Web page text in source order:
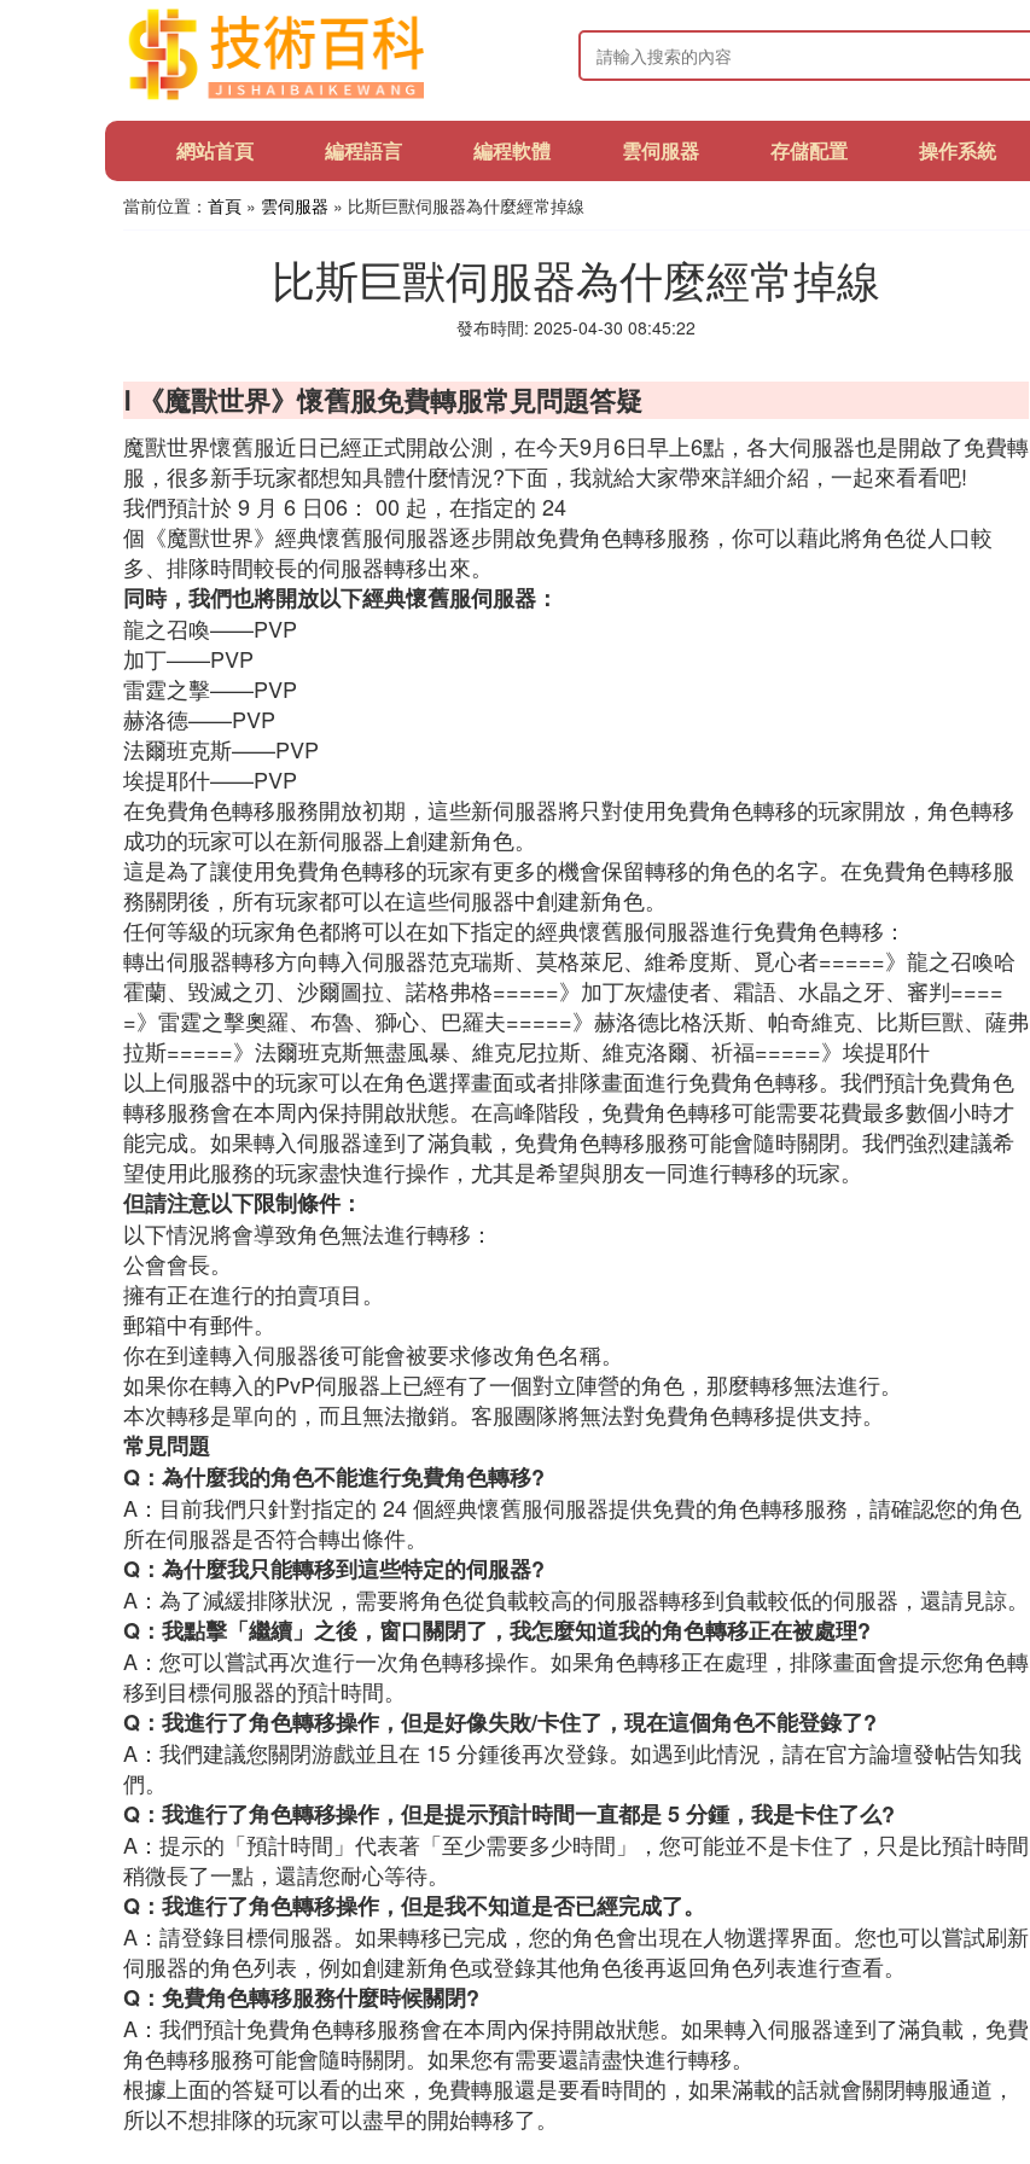
網站首頁 編程語言 編程軟體 雲伺服器 存儲配置 操作系統
當前位置： 首頁 » 雲伺服器 » 比斯巨獸伺服器為什麼經常掉線
比斯巨獸伺服器為什麼經常掉線
發布時間: 2025-04-30 08:45:22
Ⅰ 《魔獸世界》懷舊服免費轉服常見問題答疑
魔獸世界懷舊服近日已經正式開啟公測，在今天9月6日早上6點，各大伺服器也是開啟了免費轉
服，很多新手玩家都想知具體什麼情況?下面，我就給大家帶來詳細介紹，一起來看看吧!
我們預計於 9 月 6 日06： 00 起，在指定的 24
個《魔獸世界》經典懷舊服伺服器逐步開啟免費角色轉移服務，你可以藉此將角色從人口較
多、排隊時間較長的伺服器轉移出來。
同時，我們也將開放以下經典懷舊服伺服器：
龍之召喚——PVP
加丁——PVP
雷霆之擊——PVP
赫洛德——PVP
法爾班克斯——PVP
埃提耶什——PVP
在免費角色轉移服務開放初期，這些新伺服器將只對使用免費角色轉移的玩家開放，角色轉移
成功的玩家可以在新伺服器上創建新角色。
這是為了讓使用免費角色轉移的玩家有更多的機會保留轉移的角色的名字。在免費角色轉移服
務關閉後，所有玩家都可以在這些伺服器中創建新角色。
任何等級的玩家角色都將可以在如下指定的經典懷舊服伺服器進行免費角色轉移：
轉出伺服器轉移方向轉入伺服器范克瑞斯、莫格萊尼、維希度斯、覓心者=====》龍之召喚哈
霍蘭、毀滅之刃、沙爾圖拉、諾格弗格=====》加丁灰燼使者、霜語、水晶之牙、審判====
=》雷霆之擊奧羅、布魯、獅心、巴羅夫=====》赫洛德比格沃斯、帕奇維克、比斯巨獸、薩弗
拉斯=====》法爾班克斯無盡風暴、維克尼拉斯、維克洛爾、祈福=====》埃提耶什
以上伺服器中的玩家可以在角色選擇畫面或者排隊畫面進行免費角色轉移。我們預計免費角色
轉移服務會在本周內保持開啟狀態。在高峰階段，免費角色轉移可能需要花費最多數個小時才
能完成。如果轉入伺服器達到了滿負載，免費角色轉移服務可能會隨時關閉。我們強烈建議希
望使用此服務的玩家盡快進行操作，尤其是希望與朋友一同進行轉移的玩家。
但請注意以下限制條件：
以下情況將會導致角色無法進行轉移：
公會會長。
擁有正在進行的拍賣項目。
郵箱中有郵件。
你在到達轉入伺服器後可能會被要求修改角色名稱。
如果你在轉入的PvP伺服器上已經有了一個對立陣營的角色，那麼轉移無法進行。
本次轉移是單向的，而且無法撤銷。客服團隊將無法對免費角色轉移提供支持。
常見問題
Q：為什麼我的角色不能進行免費角色轉移?
A：目前我們只針對指定的 24 個經典懷舊服伺服器提供免費的角色轉移服務，請確認您的角色
所在伺服器是否符合轉出條件。
Q：為什麼我只能轉移到這些特定的伺服器?
A：為了減緩排隊狀況，需要將角色從負載較高的伺服器轉移到負載較低的伺服器，還請見諒。
Q：我點擊「繼續」之後，窗口關閉了，我怎麼知道我的角色轉移正在被處理?
A：您可以嘗試再次進行一次角色轉移操作。如果角色轉移正在處理，排隊畫面會提示您角色轉
移到目標伺服器的預計時間。
Q：我進行了角色轉移操作，但是好像失敗/卡住了，現在這個角色不能登錄了?
A：我們建議您關閉游戲並且在 15 分鍾後再次登錄。如遇到此情況，請在官方論壇發帖告知我
們。
Q：我進行了角色轉移操作，但是提示預計時間一直都是 5 分鍾，我是卡住了么?
A：提示的「預計時間」代表著「至少需要多少時間」，您可能並不是卡住了，只是比預計時間
稍微長了一點，還請您耐心等待。
Q：我進行了角色轉移操作，但是我不知道是否已經完成了。
A：請登錄目標伺服器。如果轉移已完成，您的角色會出現在人物選擇界面。您也可以嘗試刷新
伺服器的角色列表，例如創建新角色或登錄其他角色後再返回角色列表進行查看。
Q：免費角色轉移服務什麼時候關閉?
A：我們預計免費角色轉移服務會在本周內保持開啟狀態。如果轉入伺服器達到了滿負載，免費
角色轉移服務可能會隨時關閉。如果您有需要還請盡快進行轉移。
根據上面的答疑可以看的出來，免費轉服還是要看時間的，如果滿載的話就會關閉轉服通道，
所以不想排隊的玩家可以盡早的開始轉移了。